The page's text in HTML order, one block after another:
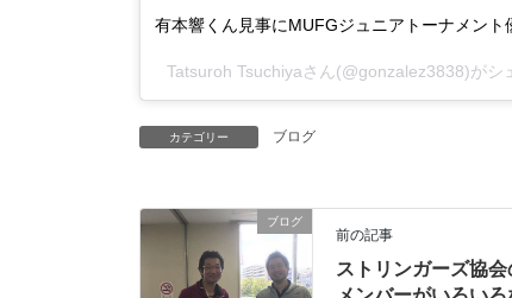
有本響くん見事にMUFGジュニアトーナメン
Tatsuroh Tsuchiyaさん(@gonzalez3838)がシ
カテゴリー ブログ
ブログ
前の記事
ストリンガーズ協会